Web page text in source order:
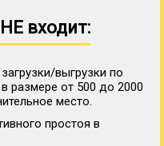
входит:
выгрузки по
размере от 500 до 2000
место.
простоя в